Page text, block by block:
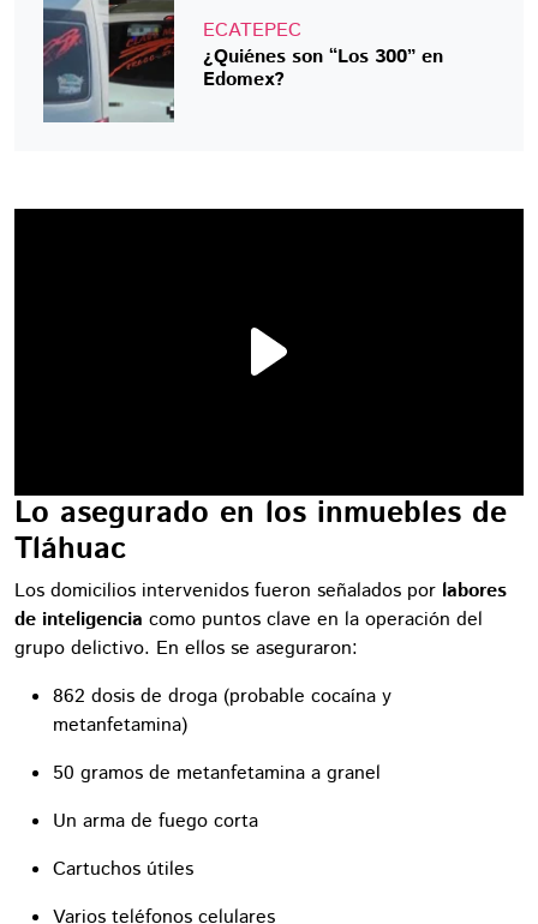
ECATEPEC
¿Quiénes son “Los 300” en
Edomex?
Lo asegurado en los inmuebles de
Tláhuac
Los domicilios intervenidos fueron señalados por labores
de inteligencia como puntos clave en la operación del
grupo delictivo. En ellos se aseguraron:
862 dosis de droga (probable cocaína y
metanfetamina)
50 gramos de metanfetamina a granel
Un arma de fuego corta
Cartuchos útiles
Varios teléfonos celulares